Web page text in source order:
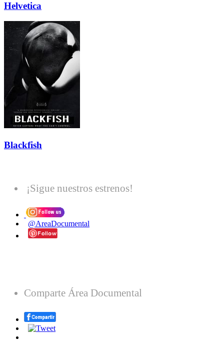
Helvetica
Blackfish
¡Sigue nuestros estrenos!
@AreaDocumental
Comparte Área Documental